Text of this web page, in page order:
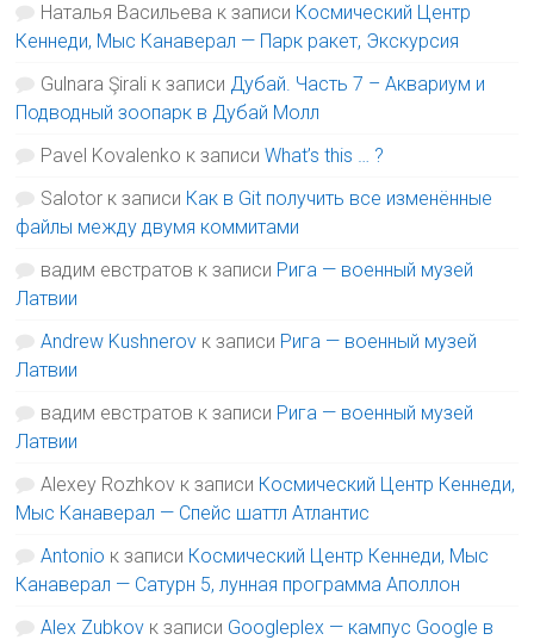
Наталья Васильева к записи Космический Центр
Кеннеди, Мыс Канаверал — Парк ракет, Экскурсия
Gulnara Şirali к записи Дубай. Часть 7 – Аквариум и
Подводный зоопарк в Дубай Молл
Pavel Kovalenko к записиWhat’s this … ?
Salotor к записи Как в Git получить все изменённые
файлы между двумя коммитами
вадим евстратов к записи Рига — военный музей
Латвии
Andrew Kushnerov к записи Рига — военный музей
Латвии
вадим евстратов к записи Рига — военный музей
Латвии
Alexey Rozhkov к записи Космический Центр Кеннеди,
Мыс Канаверал — Спейс шаттл Атлантис
Antonio к записи Космический Центр Кеннеди, Мыс
Канаверал — Сатурн 5, лунная программа Аполлон
Alex Zubkov к записи Googleplex — кампус Google в